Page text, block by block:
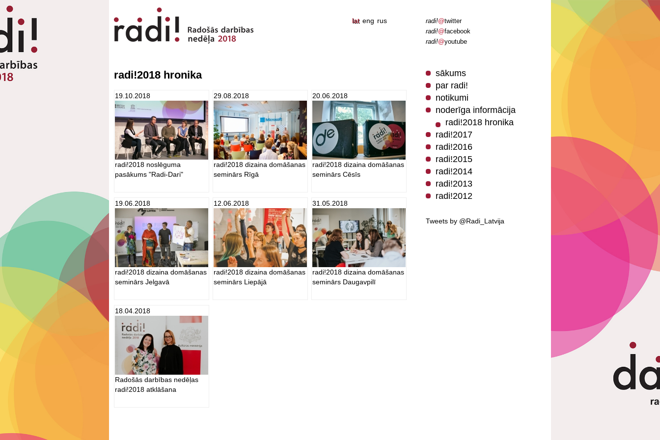
lat eng rus radi!@twitter
radi!@facebook
radi!@youtube
radi!2018 hronika
19.10.2018
radi!2018 noslēguma
pasākums "Radi-Dari"
29.08.2018
radi!2018 dizaina domāšanas
seminārs Rīgā
20.06.2018
radi!2018 dizaina domāšanas
seminārs Cēsīs
19.06.2018
radi!2018 dizaina domāšanas
seminārs Jelgavā
12.06.2018
radi!2018 dizaina domāšanas
seminārs Liepājā
31.05.2018
radi!2018 dizaina domāšanas
seminārs Daugavpilī
18.04.2018
Radošās darbības nedēļas
radi!2018 atklāšana
sākums
par radi!
notikumi
noderīga informācija
radi!2018 hronika
radi!2017
radi!2016
radi!2015
radi!2014
radi!2013
radi!2012
Tweets by @Radi_Latvija